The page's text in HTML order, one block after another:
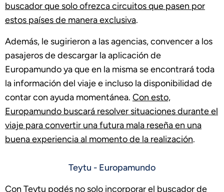
buscador que solo ofrezca circuitos que pasen por
estos países de manera exclusiva.
Además, le sugirieron a las agencias, convencer a los
pasajeros de descargar la aplicación de
Europamundo ya que en la misma se encontrará toda
la información del viaje e incluso la disponibilidad de
contar con ayuda momentánea. Con esto,
Europamundo buscará resolver situaciones durante el
viaje para convertir una futura mala reseña en una
buena experiencia al momento de la realización.
Teytu - Europamundo
Con Teytu podés no solo incorporar el buscador de